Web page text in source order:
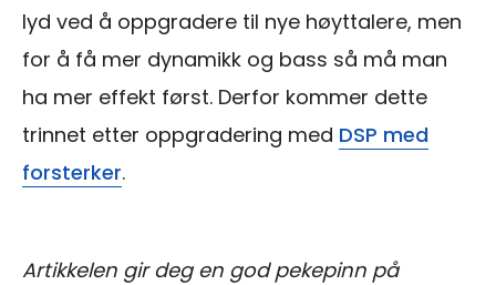
lyd ved å oppgradere til nye høyttalere, men
for å få mer dynamikk og bass så må man
ha mer effekt først. Derfor kommer dette
trinnet etter oppgradering med DSP med
forsterker.
Artikkelen gir deg en god pekepinn på